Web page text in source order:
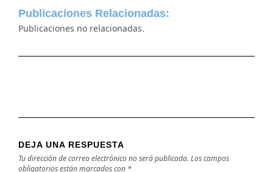
Publicaciones Relacionadas:
Publicaciones no relacionadas.
DEJA UNA RESPUESTA
Tu dirección de correo electrónico no será publicada. Los campos
obligatorios están marcados con *